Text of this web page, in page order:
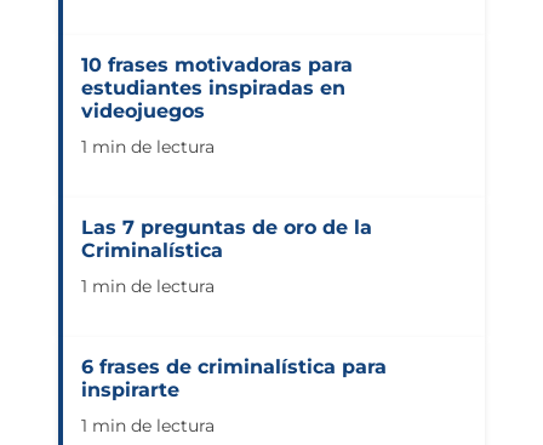
10 frases motivadoras para
estudiantes inspiradas en
videojuegos
1 min de lectura
Las 7 preguntas de oro de la
Criminalística
1 min de lectura
6 frases de criminalística para
inspirarte
1 min de lectura